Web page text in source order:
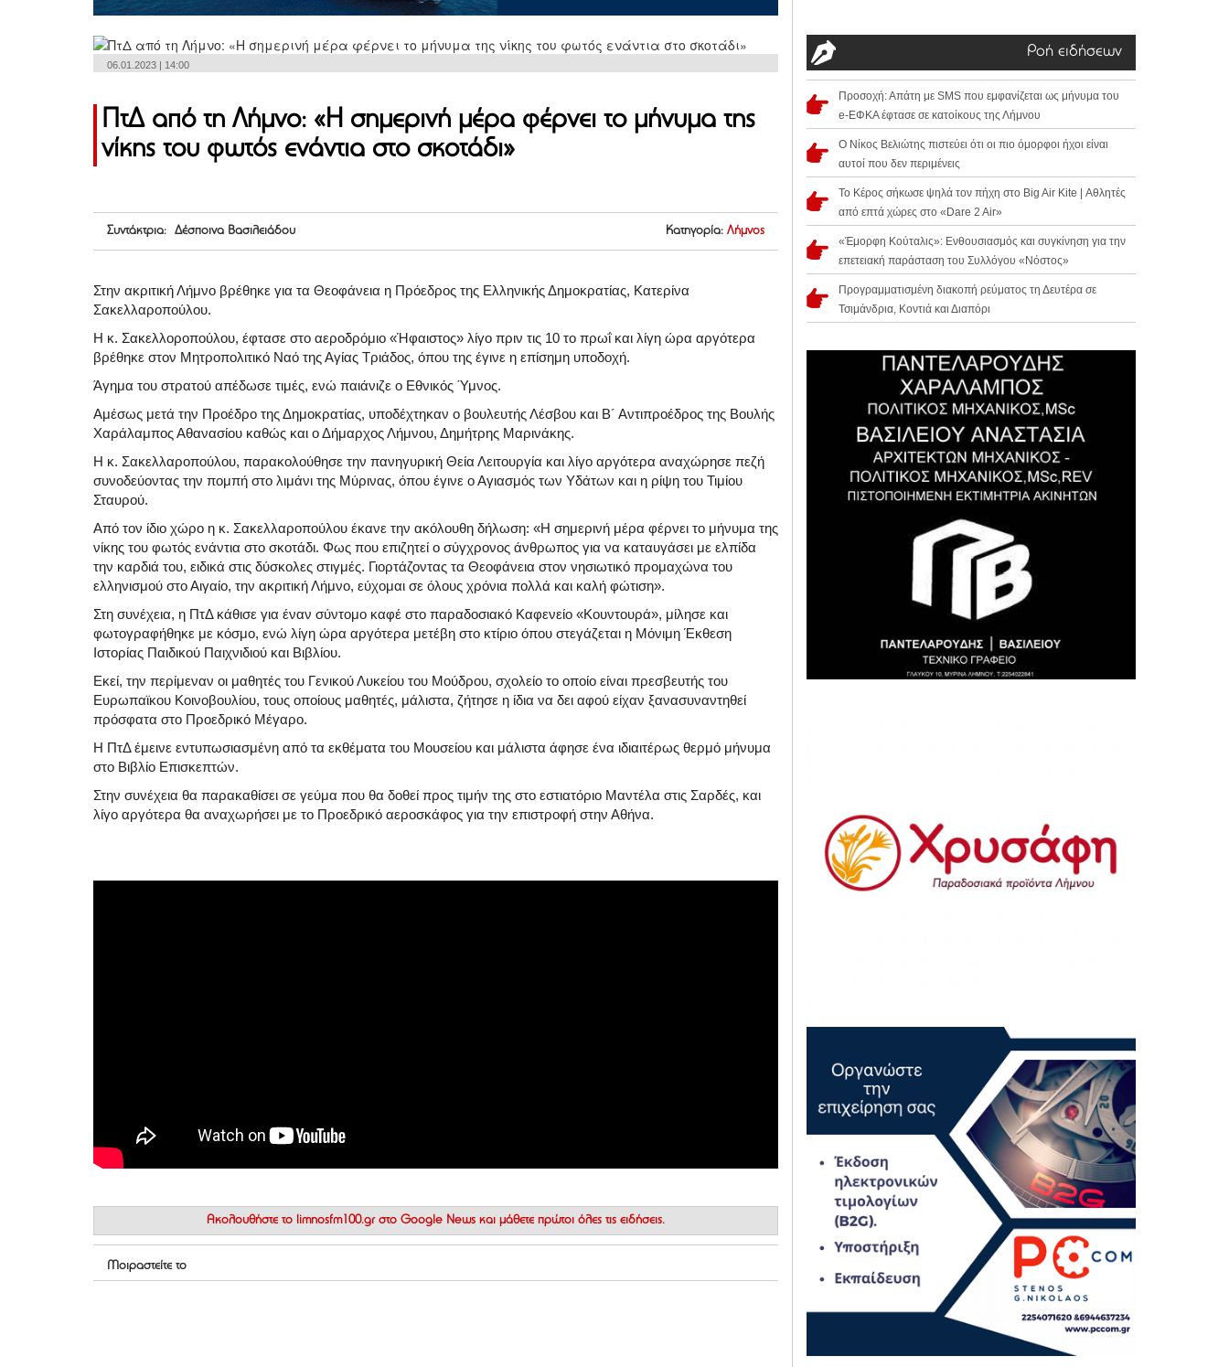
06.01.2023 | 14:00
ΠτΔ από τη Λήμνο: «Η σημερινή μέρα φέρνει το μήνυμα της
νίκης του φωτός ενάντια στο σκοτάδι»
Συντάκτρια: Δέσποινα Βασιλειάδου Κατηγορία: Λήμνος
Στην ακριτική Λήμνο βρέθηκε για τα Θεοφάνεια η Πρόεδρος της Ελληνικής Δημοκρατίας, Κατερίνα
Σακελλαροπούλου.
Η κ. Σακελλοροπούλου, έφτασε στο αεροδρόμιο «Ήφαιστος» λίγο πριν τις 10 το πρωΐ και λίγη ώρα αργότερα
βρέθηκε στον Μητροπολιτικό Ναό της Αγίας Τριάδος, όπου της έγινε η επίσημη υποδοχή.
Άγημα του στρατού απέδωσε τιμές, ενώ παιάνιζε ο Εθνικός Ύμνος.
Αμέσως μετά την Προέδρο της Δημοκρατίας, υποδέχτηκαν ο βουλευτής Λέσβου και Β´ Αντιπροέδρος της Βουλής
Χαράλαμπος Αθανασίου καθώς και ο Δήμαρχος Λήμνου, Δημήτρης Μαρινάκης.
Η κ. Σακελλαροπούλου, παρακολούθησε την πανηγυρική Θεία Λειτουργία και λίγο αργότερα αναχώρησε πεζή
συνοδεύοντας την πομπή στο λιμάνι της Μύρινας, όπου έγινε ο Αγιασμός των Υδάτων και η ρίψη του Τιμίου
Σταυρού.
Από τον ίδιο χώρο η κ. Σακελλαροπούλου έκανε την ακόλουθη δήλωση: «H σημερινή μέρα φέρνει το μήνυμα της
νίκης του φωτός ενάντια στο σκοτάδι. Φως που επιζητεί ο σύγχρονος άνθρωπος για να καταυγάσει με ελπίδα
την καρδιά του, ειδικά στις δύσκολες στιγμές. Γιορτάζοντας τα Θεοφάνεια στον νησιωτικό προμαχώνα του
ελληνισμού στο Αιγαίο, την ακριτική Λήμνο, εύχομαι σε όλους χρόνια πολλά και καλή φώτιση».
Στη συνέχεια, η ΠτΔ κάθισε για έναν σύντομο καφέ στο παραδοσιακό Καφενείο «Κουντουρά», μίλησε και
φωτογραφήθηκε με κόσμο, ενώ λίγη ώρα αργότερα μετέβη στο κτίριο όπου στεγάζεται η Μόνιμη Έκθεση
Ιστορίας Παιδικού Παιχνιδιού και Βιβλίου.
Εκεί, την περίμεναν οι μαθητές του Γενικού Λυκείου του Μούδρου, σχολείο το οποίο είναι πρεσβευτής του
Ευρωπαϊκου Κοινοβουλίου, τους οποίους μαθητές, μάλιστα, ζήτησε η ίδια να δει αφού είχαν ξανασυναντηθεί
πρόσφατα στο Προεδρικό Μέγαρο.
Η ΠτΔ έμεινε εντυπωσιασμένη από τα εκθέματα του Μουσείου και μάλιστα άφησε ένα ιδιαιτέρως θερμό μήνυμα
στο Βιβλίο Επισκεπτών.
Στην συνέχεια θα παρακαθίσει σε γεύμα που θα δοθεί προς τιμήν της στο εστιατόριο Μαντέλα στις Σαρδές, και
λίγο αργότερα θα αναχωρήσει με το Προεδρικό αεροσκάφος για την επιστροφή στην Αθήνα.
Ακολουθήστε το limnosfm100.gr στο Google News και μάθετε πρώτοι όλες τις ειδήσεις.
Μοιραστείτε το
Ροή ειδήσεων
Προσοχή: Απάτη με SMS που εμφανίζεται ως μήνυμα του
e-ΕΦΚΑ έφτασε σε κατοίκους της Λήμνου
Ο Νίκος Βελιώτης πιστεύει ότι οι πιο όμορφοι ήχοι είναι
αυτοί που δεν περιμένεις
Το Κέρος σήκωσε ψηλά τον πήχη στο Big Air Kite | Αθλητές
από επτά χώρες στο «Dare 2 Air»
«Έμορφη Κούταλις»: Ενθουσιασμός και συγκίνηση για την
επετειακή παράσταση του Συλλόγου «Νόστος»
Προγραμματισμένη διακοπή ρεύματος τη Δευτέρα σε
Τσιμάνδρια, Κοντιά και Διαπόρι